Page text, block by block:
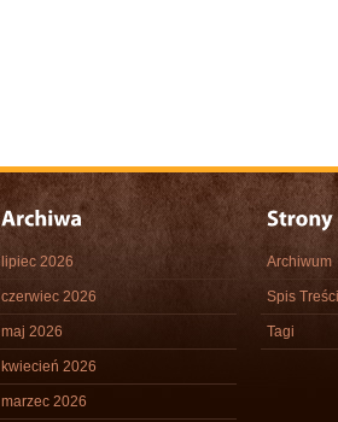
lipiec 2026
czerwiec 2026
maj 2026
kwiecień 2026
marzec 2026
Archiwum
Spis Treści
Tagi